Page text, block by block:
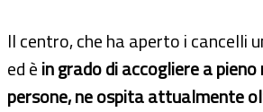
Il centro, che ha aperto i cancelli
ed èin grado di accogliere a
persone, ne ospita attualmente